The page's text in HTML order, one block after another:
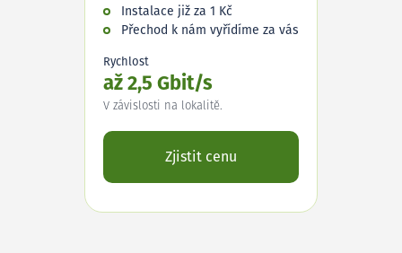
Instalace již za 1 Kč
Přechod k nám vyřídíme za vás
Rychlost
až 2,5 Gbit/s
V závislosti na lokalitě.
Zjistit cenu